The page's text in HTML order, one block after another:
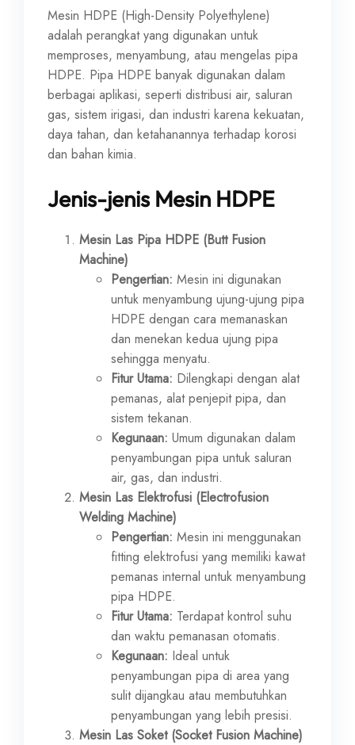
Mesin HDPE (High-Density Polyethylene)
adalah perangkat yang digunakan untuk
memproses, menyambung, atau mengelas pipa
HDPE. Pipa HDPE banyak digunakan dalam
berbagai aplikasi, seperti distribusi air, saluran
gas, sistem irigasi, dan industri karena kekuatan,
daya tahan, dan ketahanannya terhadap korosi
dan bahan kimia.
Jenis-jenis Mesin HDPE
Mesin Las Pipa HDPE (Butt Fusion
Machine)
Pengertian: Mesin ini digunakan
untuk menyambung ujung-ujung pipa
HDPE dengan cara memanaskan
dan menekan kedua ujung pipa
sehingga menyatu.
Fitur Utama: Dilengkapi dengan alat
pemanas, alat penjepit pipa, dan
sistem tekanan.
Kegunaan: Umum digunakan dalam
penyambungan pipa untuk saluran
air, gas, dan industri.
Mesin Las Elektrofusi (Electrofusion
Welding Machine)
Pengertian: Mesin ini menggunakan
fitting elektrofusi yang memiliki kawat
pemanas internal untuk menyambung
pipa HDPE.
Fitur Utama: Terdapat kontrol suhu
dan waktu pemanasan otomatis.
Kegunaan: Ideal untuk
penyambungan pipa di area yang
sulit dijangkau atau membutuhkan
penyambungan yang lebih presisi.
Mesin Las Soket (Socket Fusion Machine)